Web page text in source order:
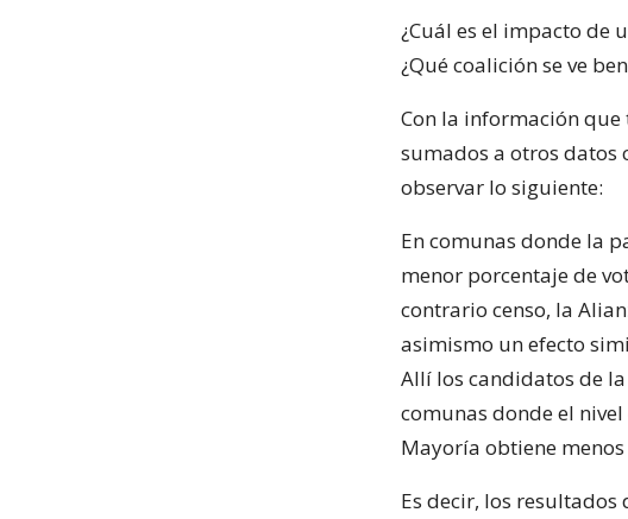
¿Cuál es el impacto de
¿Qué coalición se ve
Con la información que
sumados a otros datos
observar lo siguiente:
En comunas donde la
menor porcentaje de
contrario censo, la
asimismo un efecto
Allí los candidatos de
comunas donde el
Mayoría obtiene menos
Es decir, los